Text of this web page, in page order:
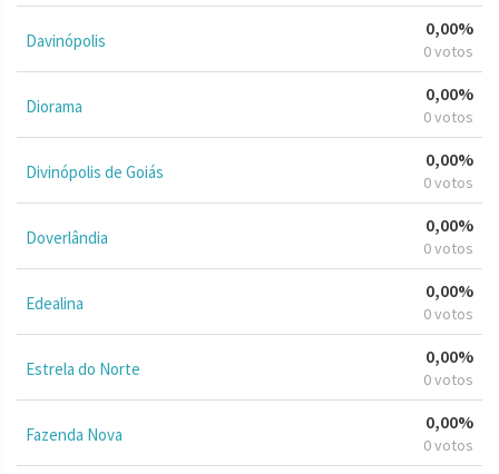
Davinópolis
0,00%
0 votos
Diorama
0,00%
0 votos
Divinópolis de Goiás
0,00%
0 votos
Doverlândia
0,00%
0 votos
Edealina
0,00%
0 votos
Estrela do Norte
0,00%
0 votos
Fazenda Nova
0,00%
0 votos